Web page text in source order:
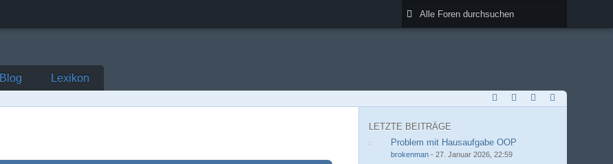
Blog Lexikon
LETZTE BEITRÄGE
Problem mit Hausaufgabe OOP
brokenman -27. Januar 2026, 22:59